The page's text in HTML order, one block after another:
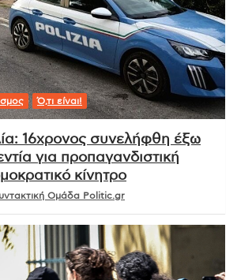
Ό,τι είναι!
16χρονος συνελήφθη έξω
για προπαγανδιστική
κίνητρο
Ομάδα Politic.gr